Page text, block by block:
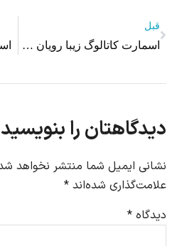
قبل
اسمارت کاتالوگ زیبا رویان سایا
دیدگاهتان را بنویسید
نشانی ایمیل شما منتشر نخواهد
علامت‌گذاری شده‌اند *
دیدگاه *